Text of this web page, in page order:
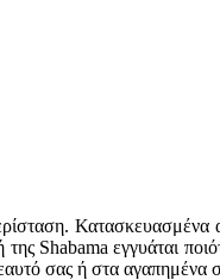
Shabama εγγυάται
σας ή στα